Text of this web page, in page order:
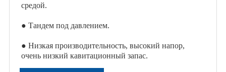
средой.
● Тандем под давлением.
● Низкая производительность, высокий напор,
очень низкий кавитационный запас.